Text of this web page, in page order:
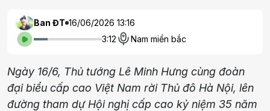
Ban ĐT 16/06/2026 13:16
3:12
Nam miền bắc
Ngày 16/6, Thủ tướng Lê Minh Hưng cùng đoàn
đại biểu cấp cao Việt Nam rời Thủ đô Hà Nội, lên
đường tham dự Hội nghị cấp cao kỷ niệm 35 năm